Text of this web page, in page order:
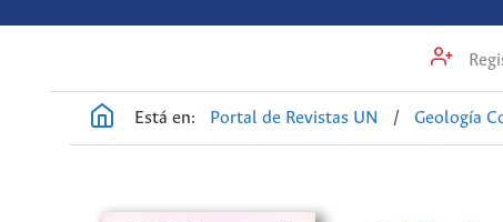
Está en: Portal de Revistas UN / Geología